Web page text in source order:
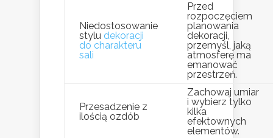
Niedostosowanie
stylu dekoracji
do charakteru
sali
Przed
rozpoczęciem
planowania
dekoracji,
przemyśl, jaką
atmosferę ma
emanować
przestrzeń.
Przesadzenie z
ilością ozdób
Zachowaj umiar
i wybierz tylko
kilka
efektownych
elementów.